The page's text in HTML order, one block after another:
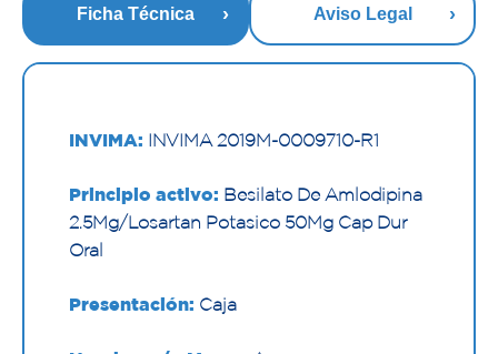
Ficha Técnica Aviso Legal
INVIMA: INVIMA 2019M-0009710-R1
Principio activo: Besilato De Amlodipina
2.5Mg/Losartan Potasico 50Mg Cap Dur
Oral
Presentación: Caja